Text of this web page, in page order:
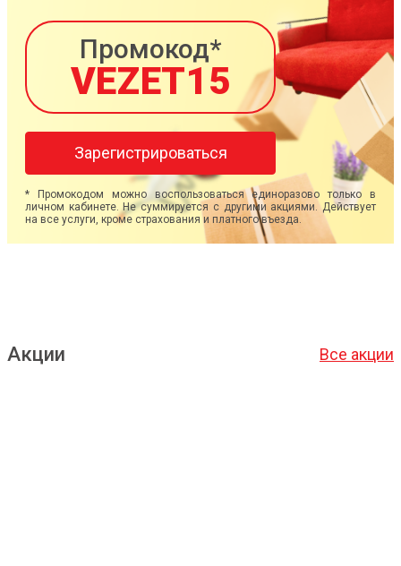
Промокод*
VEZET15
Зарегистрироваться
* Промокодом можно воспользоваться единоразово только в
личном кабинете. Не суммируется с другими акциями. Действует
на все услуги, кроме страхования и платного въезда.
Акции Все акции